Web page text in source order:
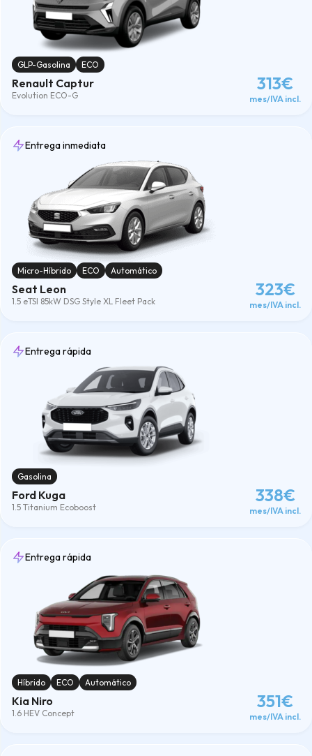
GLP-Gasolina ECO
Renault Captur
Evolution ECO-G
313€
mes/IVA incl.
Entrega inmediata
Micro-Híbrido ECO Automático
Seat Leon
1.5 eTSI 85kW DSG Style XL Fleet Pack
323€
mes/IVA incl.
Entrega rápida
Gasolina
Ford Kuga
1.5 Titanium Ecoboost
338€
mes/IVA incl.
Entrega rápida
Híbrido ECO Automático
Kia Niro
1.6 HEV Concept
351€
mes/IVA incl.